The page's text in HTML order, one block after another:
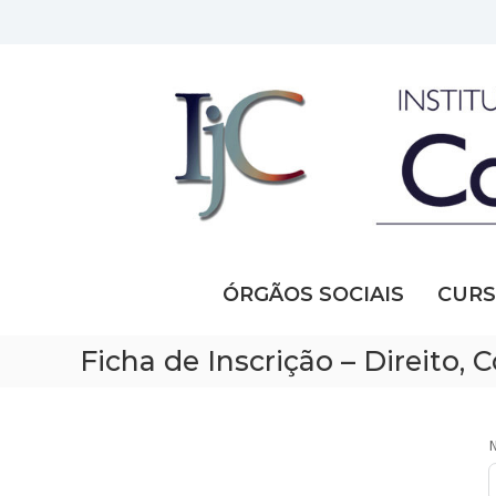
Comunicação
ÓRGÃOS SOCIAIS
Ficha de Inscrição – Direito,